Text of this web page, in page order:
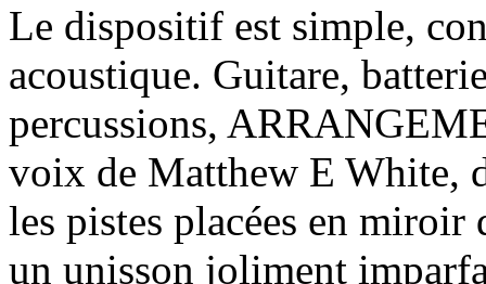
Le dispositif est simple,
acoustique. Guitare,
percussions,
voix de Matthew E White,
les pistes placées en miroir
un unisson joliment